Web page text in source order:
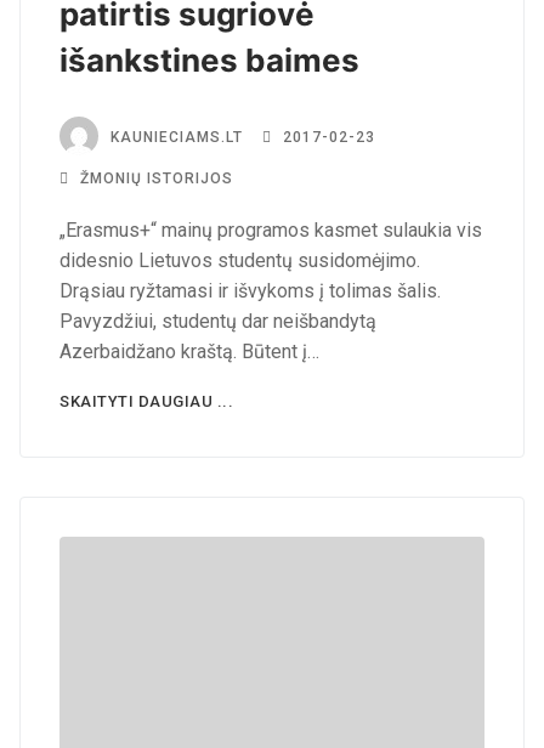
patirtis sugriovė
išankstines baimes
KAUNIECIAMS.LT 2017-02-23
ŽMONIŲ ISTORIJOS
„Erasmus+“ mainų programos kasmet sulaukia vis
didesnio Lietuvos studentų susidomėjimo.
Drąsiau ryžtamasi ir išvykoms į tolimas šalis.
Pavyzdžiui, studentų dar neišbandytą
Azerbaidžano kraštą. Būtent į…
SKAITYTI DAUGIAU ...